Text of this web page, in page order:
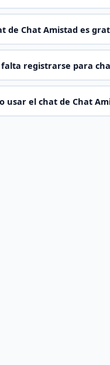
de Chat Amistad es
falta registrarse para
usar el chat de Chat